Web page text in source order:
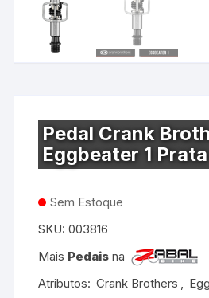
Pedal Crank
Eggbeater 1
Sem Estoque
SKU:003816
Mais Pedais na
Atributos: Crank Brothers ,